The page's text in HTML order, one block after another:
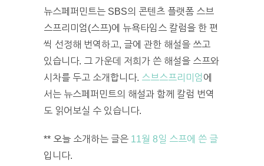
뉴스페퍼민트는 SBS의 콘텐츠 플랫폼 스브
스프리미엄(스프)에 뉴욕타임스 칼럼을 한 편
씩 선정해 번역하고, 글에 관한 해설을 쓰고
있습니다. 그 가운데 저희가 쓴 해설을 스프와
시차를 두고 소개합니다. 스브스프리미엄 에
서는 뉴스페퍼민트의 해설과 함께 칼럼 번역
도 읽어보실 수 있습니다.
** 오늘 소개하는 글은 11월 8일 스프에 쓴 글
입니다.